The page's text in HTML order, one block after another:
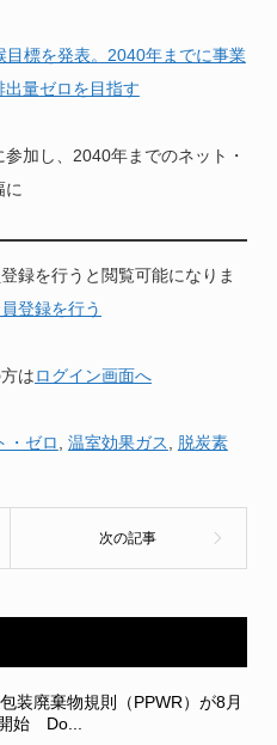
目標を発表。2040年までに事業
量ゼロを目指す
加し、2040年までのネット・
に
録を行うと閲覧可能になりま
登録を行う
はログイン画面へ
・ゼロ 温室効果ガス 脱炭素
装廃棄物規則（PPWR）が8月
始 Do...